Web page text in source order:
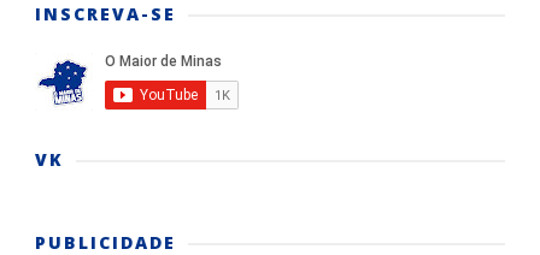
INSCREVA-SE
VK
PUBLICIDADE